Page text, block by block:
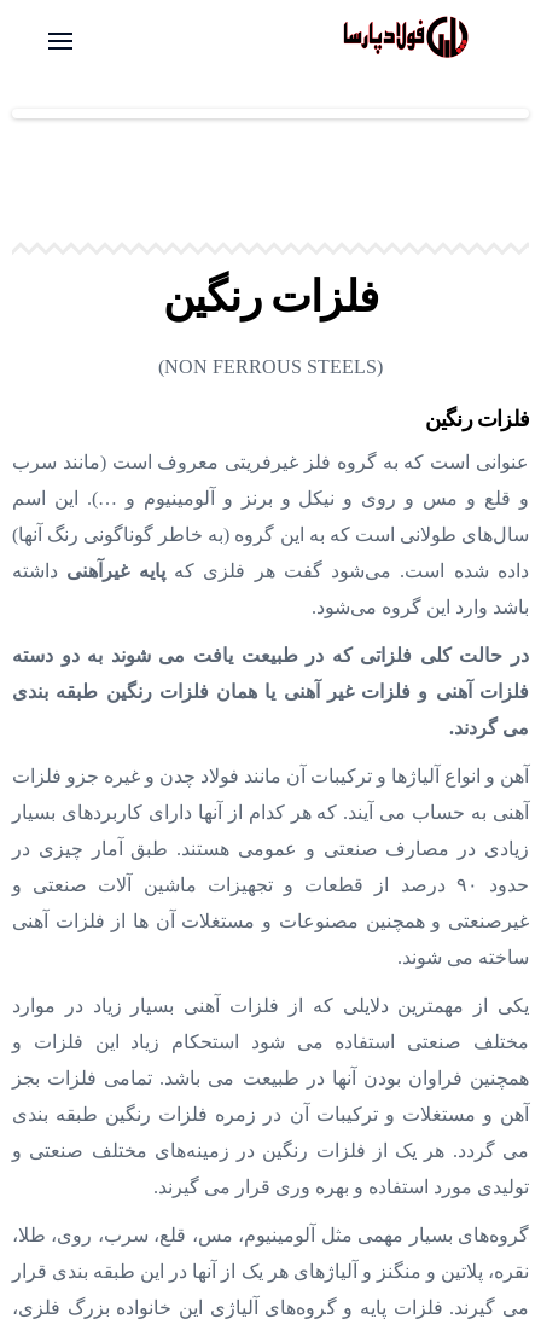
فلزات رنگین
(NON FERROUS STEELS)
فلزات رنگین
عنوانی است که به گروه فلز غیرفریتی معروف است (مانند سرب
و قلع و مس و روی و نیکل و برنز و آلومینیوم و …). این اسم
سال‌های طولانی است که به این گروه (به خاطر گوناگونی رنگ آنها)
داده شده است. می‌شود گفت هر فلزی کهپایه غیرآهنی داشته
باشد وارد این گروه می‌شود.
در حالت کلی فلزاتی که در طبیعت یافت می شوند به دو دسته
فلزات آهنی و فلزات غیر آهنی یا همان فلزات رنگین طبقه بندی
می گردند.
آهن و انواع آلیاژها و ترکیبات آن مانند فولاد چدن و غیره جزو فلزات
آهنی به حساب می‌ آیند. که هر کدام از آنها دارای کاربردهای بسیار
زیادی در مصارف صنعتی و عمومی هستند. طبق آمار چیزی در
حدود ۹۰ درصد از قطعات و تجهیزات ماشین آلات صنعتی و
غیرصنعتی و همچنین مصنوعات و مستغلات آن ها از فلزات آهنی
ساخته می شوند.
یکی از مهمترین دلایلی که از فلزات آهنی بسیار زیاد در موارد
مختلف صنعتی استفاده می شود استحکام زیاد این فلزات و
همچنین فراوان بودن آنها در طبیعت می باشد. تمامی فلزات بجز
آهن و مستغلات و ترکیبات آن در زمره فلزات رنگین طبقه بندی
می گردد. هر یک از فلزات رنگین در زمینه‌های مختلف صنعتی و
تولیدی مورد استفاده و بهره وری قرار می گیرند.
گروه‌های بسیار مهمی مثل آلومینیوم، مس، قلع، سرب، روی، طلا،
نقره، پلاتین و منگنز و آلیاژهای هر یک از آنها در این طبقه‌ بندی قرار
می‌ گیرند. فلزات پایه و گروه‌های آلیاژی این خانواده بزرگ فلزی،